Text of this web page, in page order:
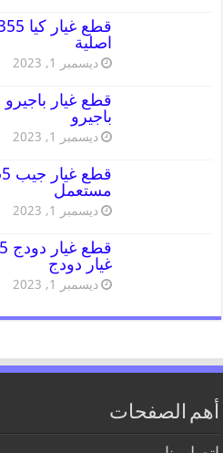
اصلية
ديسمبر 1, 2023
باجيرو
ديسمبر 1, 2023
مستعمل
ديسمبر 1, 2023
غيار دودج
ديسمبر 1, 2023
أهم الصفحات